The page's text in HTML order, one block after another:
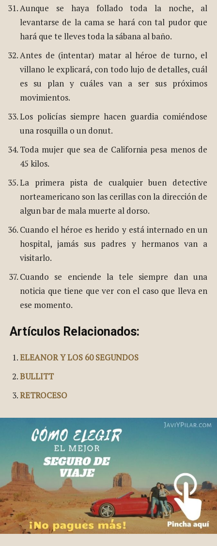
Aunque se haya follado toda la noche, al
levantarse de la cama se hará con tal pudor que
hará que te lleves toda la sábana al baño.
Antes de (intentar) matar al héroe de turno, el
villano le explicará, con todo lujo de detalles, cuál
es su plan y cuáles van a ser sus próximos
movimientos.
Los policías siempre hacen guardia comiéndose
una rosquilla o un donut.
Toda mujer que sea de California pesa menos de
45 kilos.
La primera pista de cualquier buen detective
norteamericano son las cerillas con la dirección de
algun bar de mala muerte al dorso.
Cuando el héroe es herido y está internado en un
hospital, jamás sus padres y hermanos van a
visitarlo.
Cuando se enciende la tele siempre dan una
noticia que tiene que ver con el caso que lleva en
ese momento.
Artículos Relacionados:
ELEANOR Y LOS 60 SEGUNDOS
BULLITT
RETROCESO